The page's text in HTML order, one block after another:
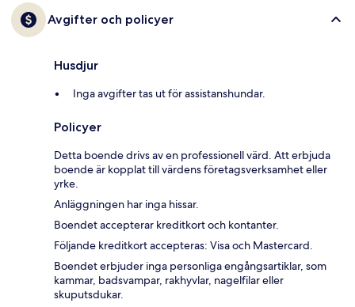
Avgifter och policyer
Husdjur
Inga avgifter tas ut för assistanshundar.
Policyer
Detta boende drivs av en professionell värd. Att erbjuda
boende är kopplat till värdens företagsverksamhet eller
yrke.
Anläggningen har inga hissar.
Boendet accepterar kreditkort och kontanter.
Följande kreditkort accepteras: Visa och Mastercard.
Boendet erbjuder inga personliga engångsartiklar, som
kammar, badsvampar, rakhyvlar, nagelfilar eller
skuputsdukar.